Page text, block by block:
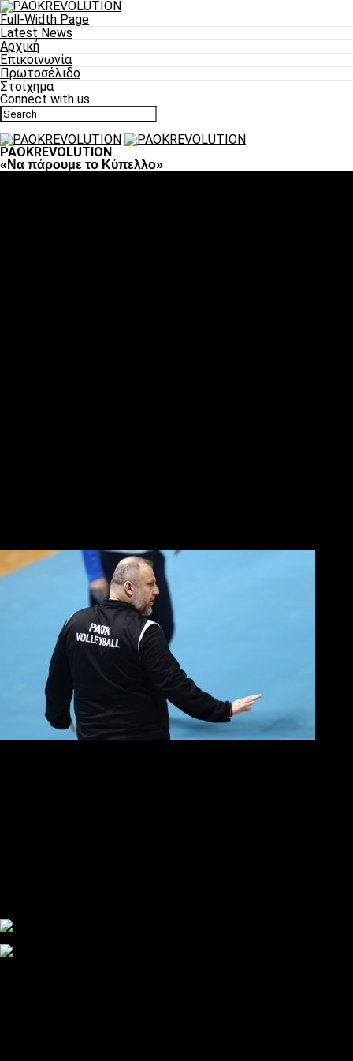
Full-Width Page
Latest News
Αρχική
Επικοινωνία
Πρωτοσέλιδο
Στοίχημα
Connect with us
PAOKREVOLUTION
«Να πάρουμε το Κύπελλο»